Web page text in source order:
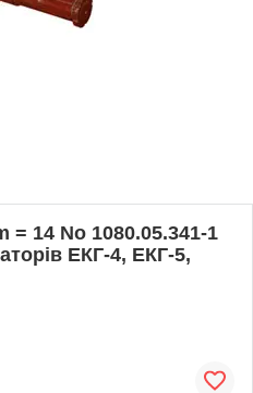
= 14 No 1080.05.341-1
ЕКГ-4, ЕКГ-5,